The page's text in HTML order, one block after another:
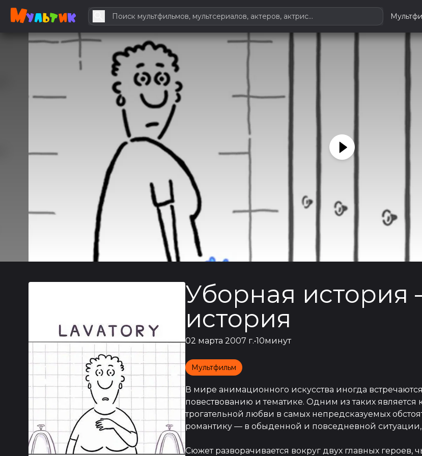
Уборная
история
02 марта 2007 г.•10минут
Мультфильм
В мире анимационного искусства иногда
повествованию и тематике. Одним из таких
трогательной любви в самых непредсказуемых
романтику — в обыденной и повседневной ситуации,
Сюжет разворачивается вокруг двух главных